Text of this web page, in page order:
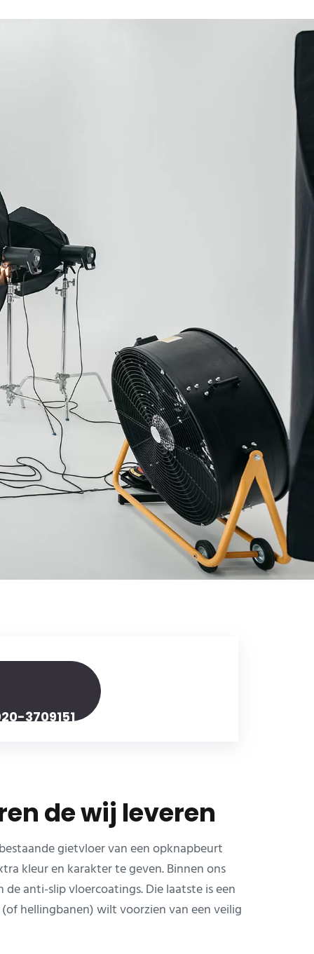
3709151
de wij leveren
gietvloer van een opknapbeurt
kleur en karakter te geven. Binnen ons
anti-slip vloercoatings. Die laatste is een
hellingbanen) wilt voorzien van een veilig